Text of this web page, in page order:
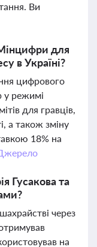
Ви
для
в Україні?
цифрового
у режимі
для гравців,
а також зміну
18% на
Гусакова та
через
на